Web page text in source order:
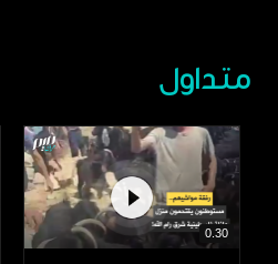
متداول
0.30